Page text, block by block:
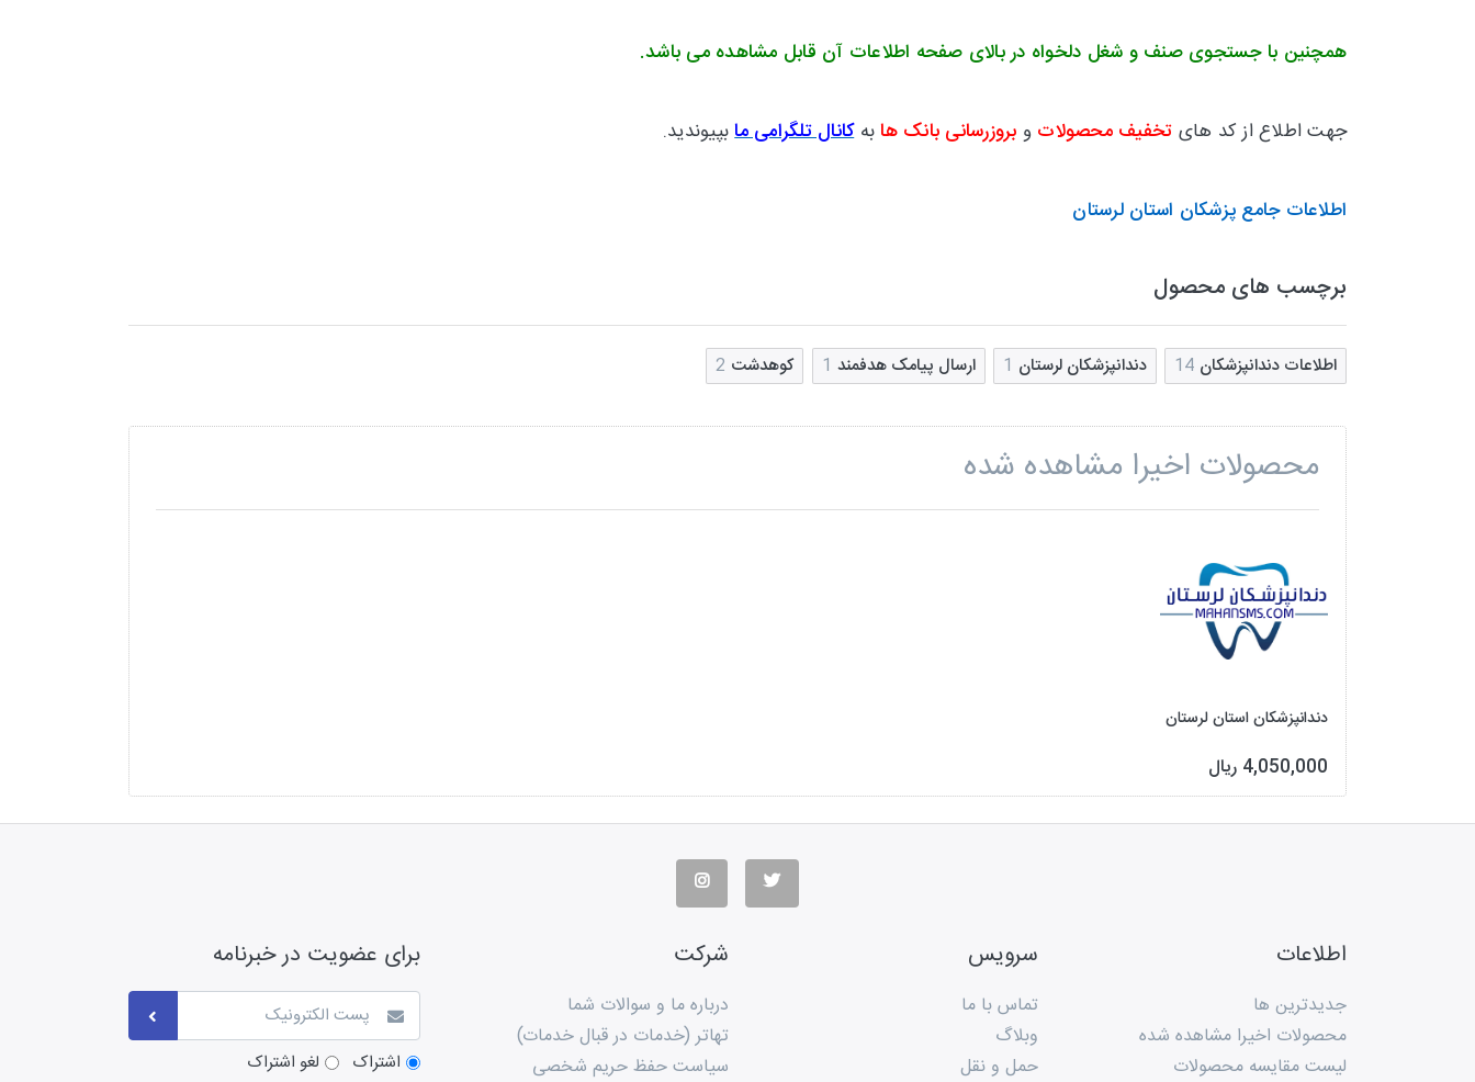
همچنین با جستجوی صنف و شغل دلخواه در بالای صفحه اطلاعات آن قابل مشاهده می باشد.
جهت اطلاع از کد های تخفیف محصولات و بروزرسانی بانک هابهکانال تلگرامی مابپیوندید.
اطلاعات جامع پزشکان استان لرستان
برچسب های محصول
اطلاعات دندانپزشکان 14 دندانپزشکان لرستان 1 ارسال پیامک هدفمند 1 کوهدشت 2
محصولات اخیرا مشاهده شده
دندانپزشکان استان لرستان
4,050,000 ریال
اطلاعات
جدیدترین ها
محصولات اخیرا مشاهده شده
لیست مقایسه محصولات
سرویس
تماس با ما
وبلاگ
حمل و نقل
شرکت
درباره ما و سوالات شما
تهاتر (خدمات در قبال خدمات)
سیاست حفظ حریم شخصی
برای عضویت در خبرنامه
اشتراک لغو اشتراک